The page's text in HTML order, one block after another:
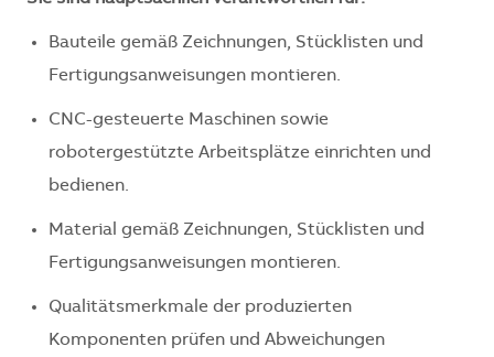
Bauteile gemäß Zeichnungen, Stücklisten und
Fertigungsanweisungen montieren.
CNC-gesteuerte Maschinen sowie
robotergestützte Arbeitsplätze einrichten und
bedienen.
Material gemäß Zeichnungen, Stücklisten und
Fertigungsanweisungen montieren.
Qualitätsmerkmale der produzierten
Komponenten prüfen und Abweichungen